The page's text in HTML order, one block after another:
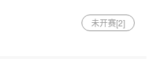
未开赛[2]